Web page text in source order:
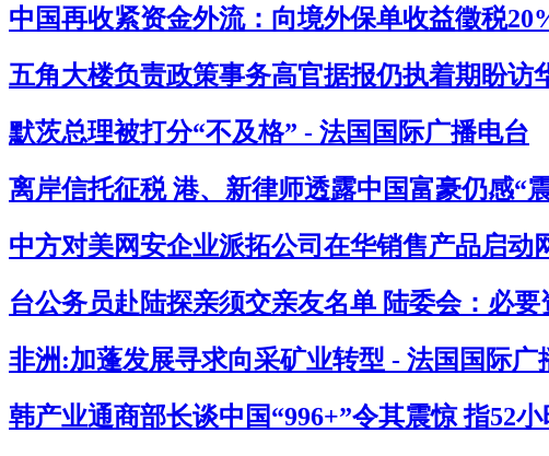
中国再收紧资金外流：向境外保单收益徵税
五角大楼负责政策事务高官据报仍执着期盼访
默茨总理被打分“不及格” - 法国国际广播电台
离岸信托征税 港、新律师透露中国富豪仍感“
中方对美网安企业派拓公司在华销售产品启动
台公务员赴陆探亲须交亲友名单 陆委会：必
非洲:加蓬发展寻求向采矿业转型 - 法国国际广
韩产业通商部长谈中国“996+”令其震惊 指52